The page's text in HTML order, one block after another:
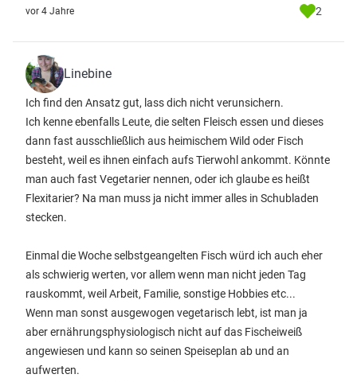
vor 4 Jahre 2
Linebine
Ich find den Ansatz gut, lass dich nicht verunsichern.
Ich kenne ebenfalls Leute, die selten Fleisch essen und dieses
dann fast ausschließlich aus heimischem Wild oder Fisch
besteht, weil es ihnen einfach aufs Tierwohl ankommt. Könnte
man auch fast Vegetarier nennen, oder ich glaube es heißt
Flexitarier? Na man muss ja nicht immer alles in Schubladen
stecken.
Einmal die Woche selbstgeangelten Fisch würd ich auch eher
als schwierig werten, vor allem wenn man nicht jeden Tag
rauskommt, weil Arbeit, Familie, sonstige Hobbies etc...
Wenn man sonst ausgewogen vegetarisch lebt, ist man ja
aber ernährungsphysiologisch nicht auf das Fischeiweiß
angewiesen und kann so seinen Speiseplan ab und an
aufwerten.